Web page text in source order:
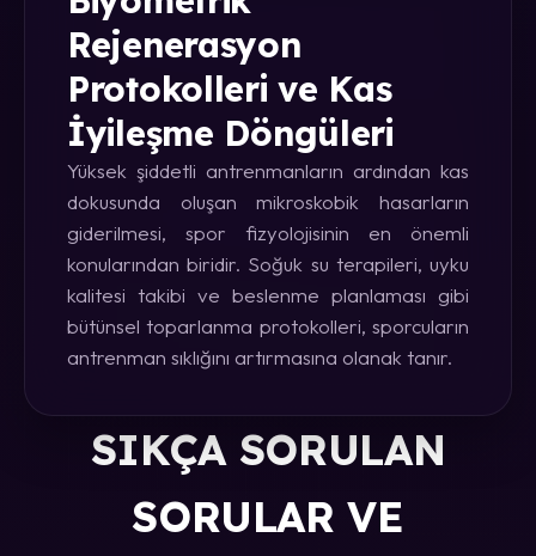
Rejenerasyon
Protokolleri ve Kas
İyileşme Döngüleri
Yüksek şiddetli antrenmanların ardından kas
dokusunda oluşan mikroskobik hasarların
giderilmesi, spor fizyolojisinin en önemli
konularından biridir. Soğuk su terapileri, uyku
kalitesi takibi ve beslenme planlaması gibi
bütünsel toparlanma protokolleri, sporcuların
antrenman sıklığını artırmasına olanak tanır.
SIKÇA SORULAN
SORULAR VE